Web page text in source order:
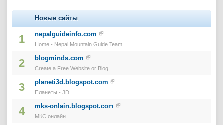
Новые сайты
1 nepalguideinfo.com
Home - Nepal Mountain Guide Team
2 blogminds.com
Create a Free Website or Blog
3 planeti3d.blogspot.com
Планеты - 3D
4 mks-onlain.blogspot.com
МКС онлайн